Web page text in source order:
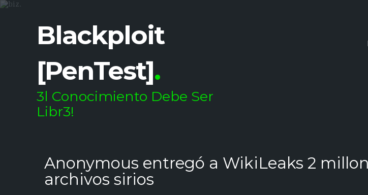
Blackploit
[PenTest].
3l Conocimiento Debe Ser
Libr3!
Anonymous entregó a WikiLeaks 2
archivos sirios